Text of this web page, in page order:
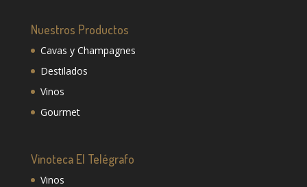
Nuestros Productos
Cavas y Champagnes
Destilados
Vinos
Gourmet
Vinoteca El Telégrafo
Vinos